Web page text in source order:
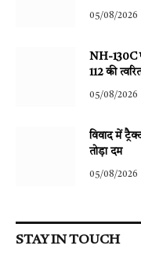
05/08/2026
NH-130C
112 की
05/08/2026
विवाद में
तोड़ा दम
05/08/2026
STAY IN TOUCH